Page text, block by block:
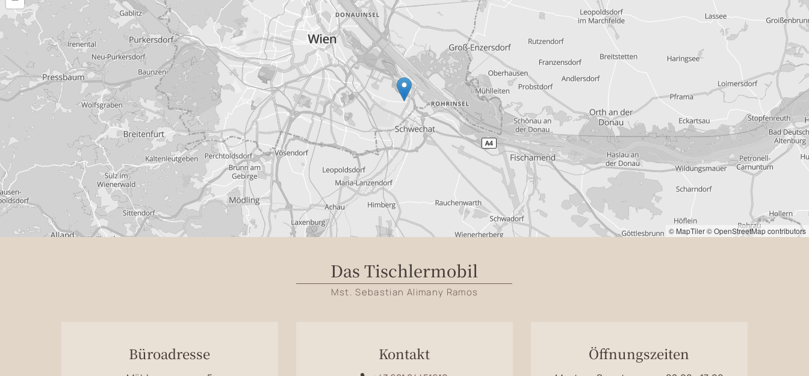
© MapTiler© OpenStreetMap contributors
Das Tischlermobil
Mst. Sebastian Alimany Ramos
Büroadresse Kontakt Öffnungszeiten